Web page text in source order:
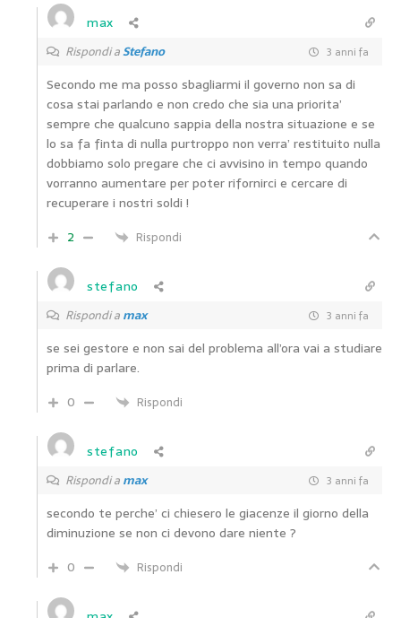
max
Rispondi aStefano 3 anni fa
Secondo me ma posso sbagliarmi il governo non sa di
cosa stai parlando e non credo che sia una priorita’
sempre che qualcuno sappia della nostra situazione e se
lo sa fa finta di nulla purtroppo non verra’ restituito nulla
dobbiamo solo pregare che ci avvisino in tempo quando
vorranno aumentare per poter rifornirci e cercare di
recuperare i nostri soldi !
2
Rispondi
stefano
Rispondi amax 3 anni fa
se sei gestore e non sai del problema all’ora vai a studiare
prima di parlare.
0
Rispondi
stefano
Rispondi amax 3 anni fa
secondo te perche’ ci chiesero le giacenze il giorno della
diminuzione se non ci devono dare niente ?
0
Rispondi